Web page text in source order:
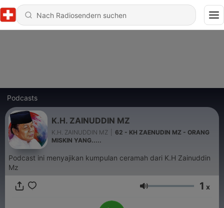
Podcasts
K.H. ZAINUDDIN MZ
K.H. ZAINUDDIN MZ
62 - KH ZAENUDIN MZ - ORANG
MISKIN YANG.....
Podcast ini menyajikan kumpulan ceramah dari K.H Zainuddin
Mz
Lautstärke 1 x